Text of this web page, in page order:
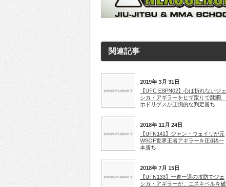
関連記事
2019年 3月 31日
【UFC ESPN02】心は折れないジェ
シカ・アギラーをヒザ蹴りで蹂躙、
ホドリゲスが圧倒的な判定勝ち
2018年 11月 24日
【UFN141】ジャン・ウェイリが元
WSOF世界王者アギラーを圧倒&一
本勝ち
2018年 7月 15日
【UFN133】一進一退の攻防でジェ
シカ・アギラーが、エスキベルを破